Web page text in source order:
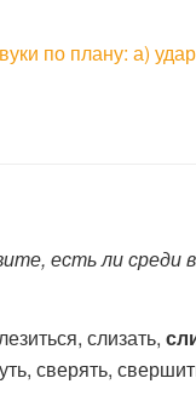
по плану: а)
есть ли
слизать,
сверять,